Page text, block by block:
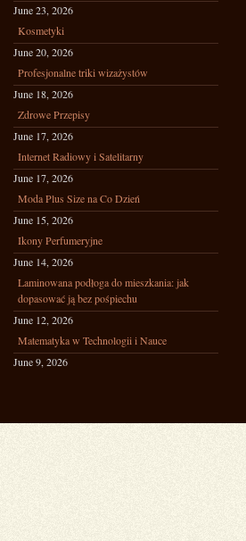
June 23, 2026
Kosmetyki
June 20, 2026
Profesjonalne triki wizażystów
June 18, 2026
Zdrowe Przepisy
June 17, 2026
Internet Radiowy i Satelitarny
June 17, 2026
Moda Plus Size na Co Dzień
June 15, 2026
Ikony Perfumeryjne
June 14, 2026
Laminowana podłoga do mieszkania: jak
dopasować ją bez pośpiechu
June 12, 2026
Matematyka w Technologii i Nauce
June 9, 2026